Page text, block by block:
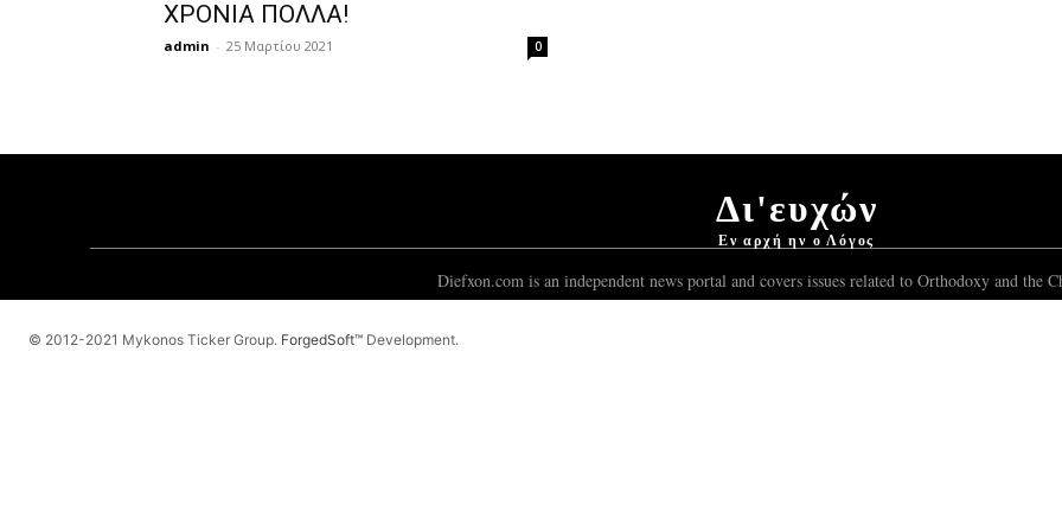
ΧΡΟΝΙΑ ΠΟΛΛΑ!
admin - 25 Μαρτίου 2021 0
Δι'ευχών
Εν αρχή ην ο Λόγος
Diefxon.com is an independent news portal and covers issues related to Orthodoxy and the
© 2012-2021 Mykonos Ticker Group. ForgedSoft™ Development.